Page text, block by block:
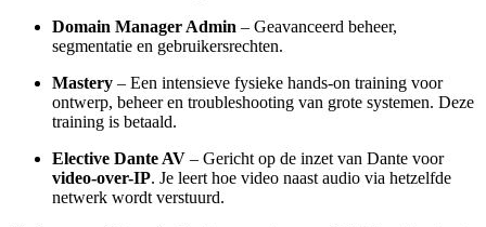
Domain Manager Admin – Geavanceerd beheer,
segmentatie en gebruikersrechten.
Mastery – Een intensieve fysieke hands-on training voor
ontwerp, beheer en troubleshooting van grote systemen. Deze
training is betaald.
Elective Dante AV – Gericht op de inzet van Dante voor
video-over-IP. Je leert hoe video naast audio via hetzelfde
netwerk wordt verstuurd.